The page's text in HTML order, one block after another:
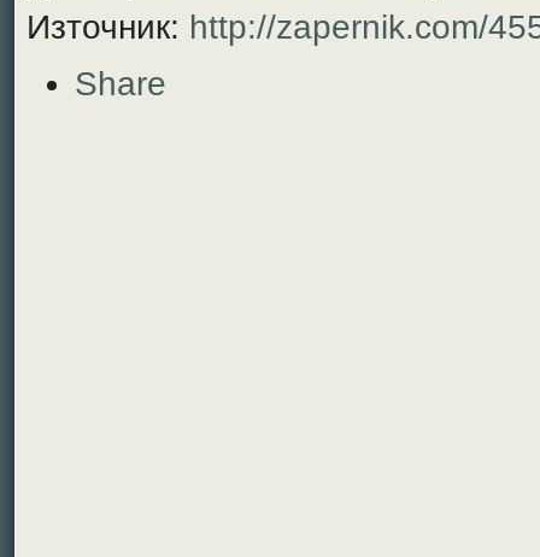
Източник: http://zapernik.com/
Share